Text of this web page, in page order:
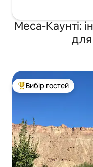
Меса-Каунті:
для
Топ вибір гостей
Вибір гостей